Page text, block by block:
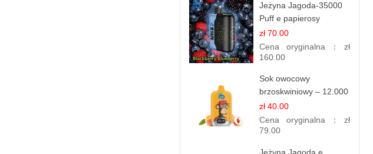
Jeżyna Jagoda-35000
Puff e papierosy
jednorazowe
zł 70.00
Cena oryginalna： zł
160.00
Sok owocowy
brzoskwiniowy – 12.000
zaciągnięć – e
papierosy jednorazowe
zł 40.00
Cena oryginalna： zł
79.00
Jeżyna Jagoda e